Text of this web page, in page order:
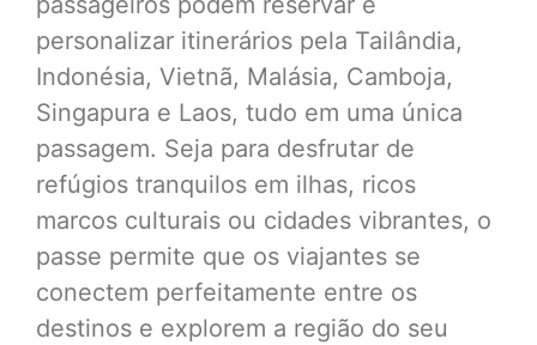
personalizar itinerários pela Tailândia,
Indonésia, Vietnã, Malásia, Camboja,
Singapura e Laos, tudo em uma única
passagem. Seja para desfrutar de
refúgios tranquilos em ilhas, ricos
marcos culturais ou cidades vibrantes, o
passe permite que os viajantes se
conectem perfeitamente entre os
destinos e explorem a região do seu